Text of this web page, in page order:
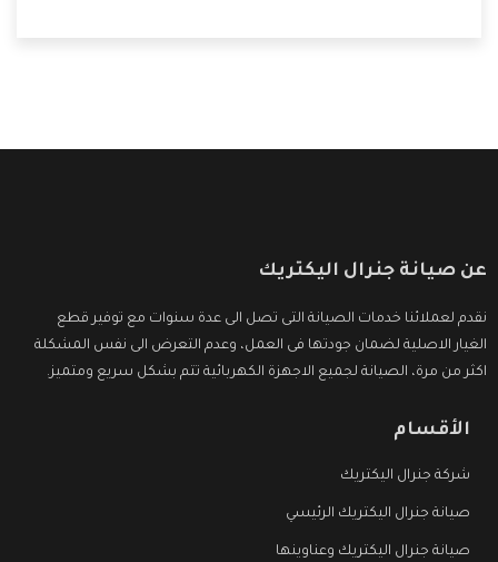
عن صيانة جنرال اليكتريك
نقدم لعملائنا خدمات الصيانة التى تصل الى عدة سنوات مع توفير قطع
الغيار الاصلية لضمان جودتها فى العمل، وعدم التعرض الى نفس المشكلة
اكثر من مرة، الصيانة لجميع الاجهزة الكهربائية تتم بشكل سريع ومتميز.
الأقسام
شركة جنرال اليكتريك
صيانة جنرال اليكتريك الرئيسي
صيانة جنرال اليكتريك وعناوينها